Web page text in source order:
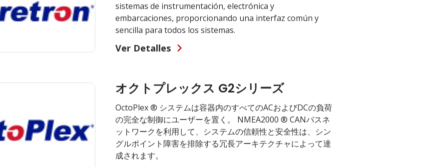
sistemas de instrumentación, electrónica y
embarcaciones, proporcionando una interfaz común y
sencilla para todos los sistemas.
Ver Detalles
オクトプレックス G2シリーズ
OctoPlex ® システムは容器内のすべてのACおよびDCの負荷
の完全な制御にユーザーを置く。 NMEA2000 ® CANバスネ
ットワークを利用して、システムの信頼性と安全性は、シン
グルポイント障害を排除する冗長アーキテクチャによって達
成されます。